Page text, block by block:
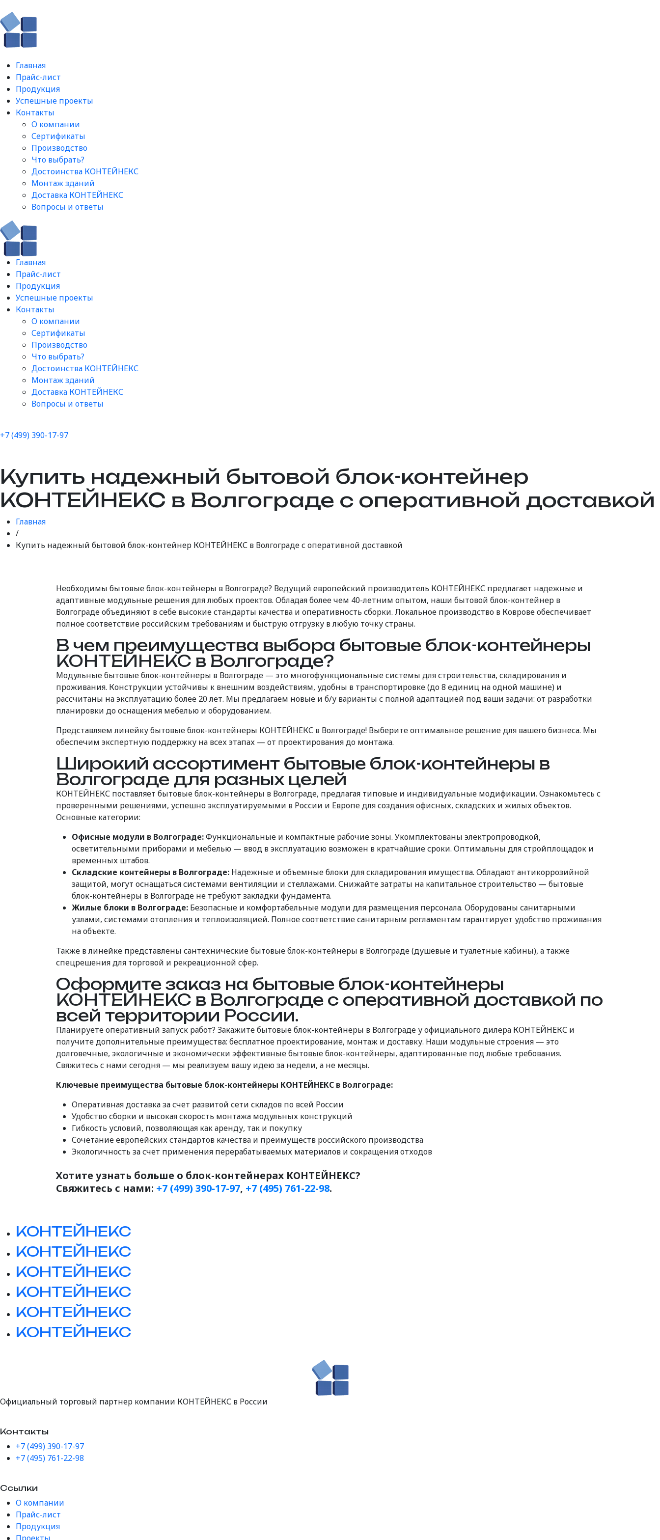
Главная
Прайс-лист
Продукция
Успешные проекты
Контакты
О компании
Сертификаты
Производство
Что выбрать?
Достоинства КОНТЕЙНЕКС
Монтаж зданий
Доставка КОНТЕЙНЕКС
Вопросы и ответы​
Главная
Прайс-лист
Продукция
Успешные проекты
Контакты
О компании
Сертификаты
Производство
Что выбрать?
Достоинства КОНТЕЙНЕКС
Монтаж зданий
Доставка КОНТЕЙНЕКС
Вопросы и ответы​
+7 (499) 390-17-97
Купить надежный бытовой блок-контейнер
КОНТЕЙНЕКС в Волгограде с оперативной доставкой
Главная
/
Купить надежный бытовой блок-контейнер КОНТЕЙНЕКС в Волгограде с оперативной доставкой
Необходимы бытовые блок-контейнеры в Волгограде? Ведущий европейский производитель КОНТЕЙНЕКС предлагает надежные и
адаптивные модульные решения для любых проектов. Обладая более чем 40-летним опытом, наши бытовой блок-контейнер в
Волгограде объединяют в себе высокие стандарты качества и оперативность сборки. Локальное производство в Коврове обеспечивает
полное соответствие российским требованиям и быструю отгрузку в любую точку страны.
В чем преимущества выбора бытовые блок-контейнеры
КОНТЕЙНЕКС в Волгограде?
Модульные бытовые блок-контейнеры в Волгограде — это многофункциональные системы для строительства, складирования и
проживания. Конструкции устойчивы к внешним воздействиям, удобны в транспортировке (до 8 единиц на одной машине) и
рассчитаны на эксплуатацию более 20 лет. Мы предлагаем новые и б/у варианты с полной адаптацией под ваши задачи: от разработки
планировки до оснащения мебелью и оборудованием.
Представляем линейку бытовые блок-контейнеры КОНТЕЙНЕКС в Волгограде! Выберите оптимальное решение для вашего бизнеса. Мы
обеспечим экспертную поддержку на всех этапах — от проектирования до монтажа.
Широкий ассортимент бытовые блок-контейнеры в
Волгограде для разных целей
КОНТЕЙНЕКС поставляет бытовые блок-контейнеры в Волгограде, предлагая типовые и индивидуальные модификации. Ознакомьтесь с
проверенными решениями, успешно эксплуатируемыми в России и Европе для создания офисных, складских и жилых объектов.
Основные категории:
Офисные модули в Волгограде:Функциональные и компактные рабочие зоны. Укомплектованы электропроводкой,
осветительными приборами и мебелью — ввод в эксплуатацию возможен в кратчайшие сроки. Оптимальны для стройплощадок и
временных штабов.
Складские контейнеры в Волгограде: Надежные и объемные блоки для складирования имущества. Обладают антикоррозийной
защитой, могут оснащаться системами вентиляции и стеллажами. Снижайте затраты на капитальное строительство — бытовые
блок-контейнеры в Волгограде не требуют закладки фундамента.
Жилые блоки в Волгограде: Безопасные и комфортабельные модули для размещения персонала. Оборудованы санитарными
узлами, системами отопления и теплоизоляцией. Полное соответствие санитарным регламентам гарантирует удобство проживания
на объекте.
Также в линейке представлены сантехнические бытовые блок-контейнеры в Волгограде (душевые и туалетные кабины), а также
спецрешения для торговой и рекреационной сфер.
Оформите заказ на бытовые блок-контейнеры
КОНТЕЙНЕКС в Волгограде с оперативной доставкой по
всей территории России.
Планируете оперативный запуск работ? Закажите бытовые блок-контейнеры в Волгограде у официального дилера КОНТЕЙНЕКС и
получите дополнительные преимущества: бесплатное проектирование, монтаж и доставку. Наши модульные строения — это
долговечные, экологичные и экономически эффективные бытовые блок-контейнеры, адаптированные под любые требования.
Свяжитесь с нами сегодня — мы реализуем вашу идею за недели, а не месяцы.
Ключевые преимущества бытовые блок-контейнеры КОНТЕЙНЕКС в Волгограде:
Оперативная доставка за счет развитой сети складов по всей России
Удобство сборки и высокая скорость монтажа модульных конструкций
Гибкость условий, позволяющая как аренду, так и покупку
Сочетание европейских стандартов качества и преимуществ российского производства
Экологичность за счет применения перерабатываемых материалов и сокращения отходов
Хотите узнать больше о блок-контейнерах КОНТЕЙНЕКС?
Свяжитесь с нами: +7 (499) 390-17-97, +7 (495) 761-22-98.
КОНТЕЙНЕКС
КОНТЕЙНЕКС
КОНТЕЙНЕКС
КОНТЕЙНЕКС
КОНТЕЙНЕКС
КОНТЕЙНЕКС
Официальный торговый партнер компании КОНТЕЙНЕКС в России
Контакты
+7 (499) 390-17-97
+7 (495) 761-22-98
Ссылки
О компании
Прайс-лист
Продукция